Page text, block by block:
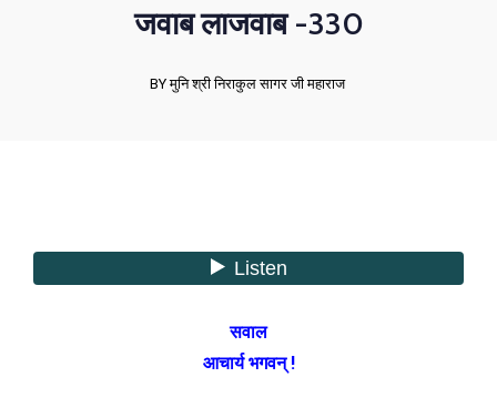
जवाब लाजवाब -330
BY मुनि श्री निराकुल सागर जी महाराज
सवाल
आचार्य भगवन् !